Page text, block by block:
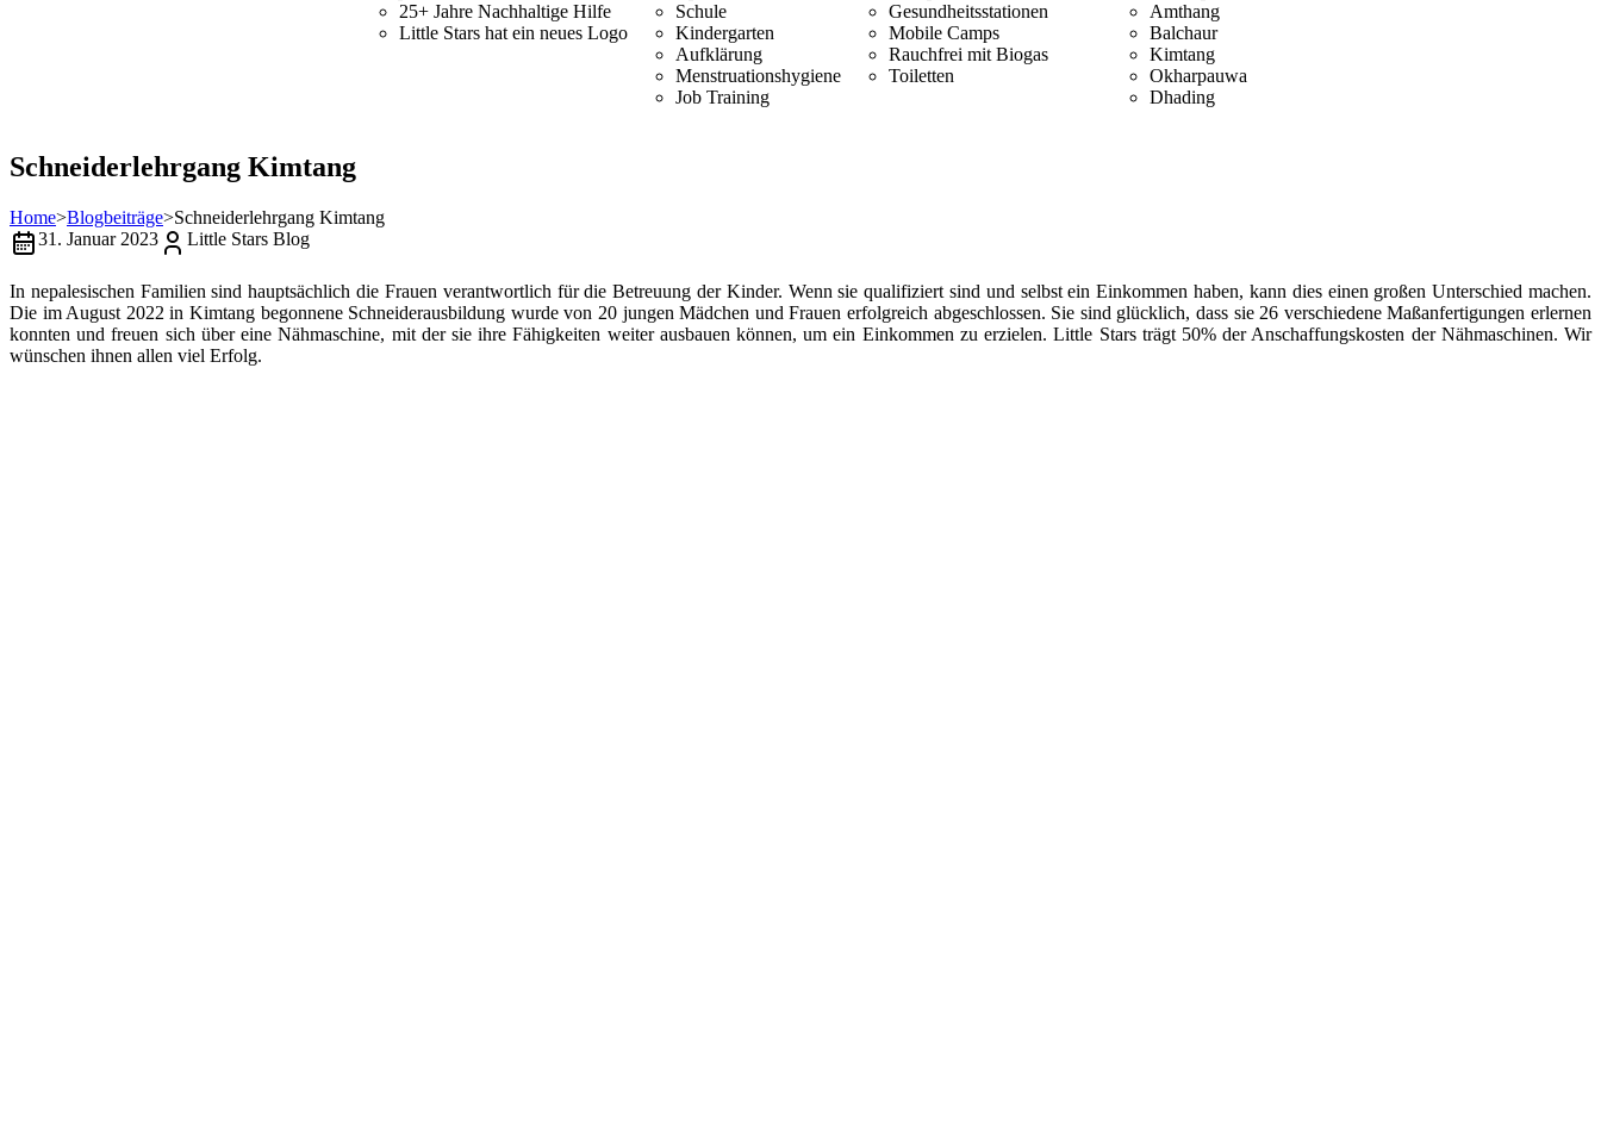
25+ Jahre Nachhaltige Hilfe
Little Stars hat ein neues Logo
Schule
Kindergarten
Aufklärung
Menstruationshygiene
Job Training
Gesundheitsstationen
Mobile Camps
Rauchfrei mit Biogas
Toiletten
Amthang
Balchaur
Kimtang
Okharpauwa
Dhading
Schneiderlehrgang Kimtang
Home>Blogbeiträge>Schneiderlehrgang Kimtang
31. Januar 2023
Little Stars Blog
In nepalesischen Familien sind hauptsächlich die Frauen verantwortlich für die Betreuung der Kinder. Wenn sie qualifiziert sind und selbst ein Einkommen haben, kann dies einen großen Unterschied machen.
Die im August 2022 in Kimtang begonnene Schneiderausbildung wurde von 20 jungen Mädchen und Frauen erfolgreich abgeschlossen. Sie sind glücklich, dass sie 26 verschiedene Maßanfertigungen erlernen
konnten und freuen sich über eine Nähmaschine, mit der sie ihre Fähigkeiten weiter ausbauen können, um ein Einkommen zu erzielen. Little Stars trägt 50% der Anschaffungskosten der Nähmaschinen. Wir
wünschen ihnen allen viel Erfolg.